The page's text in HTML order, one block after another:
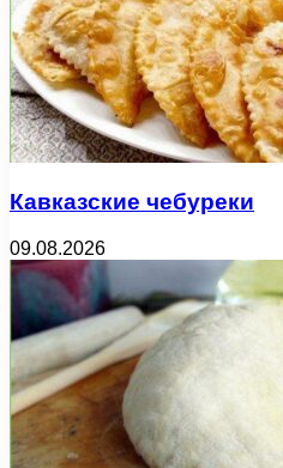
Кавказские чебуреки
09.08.2026